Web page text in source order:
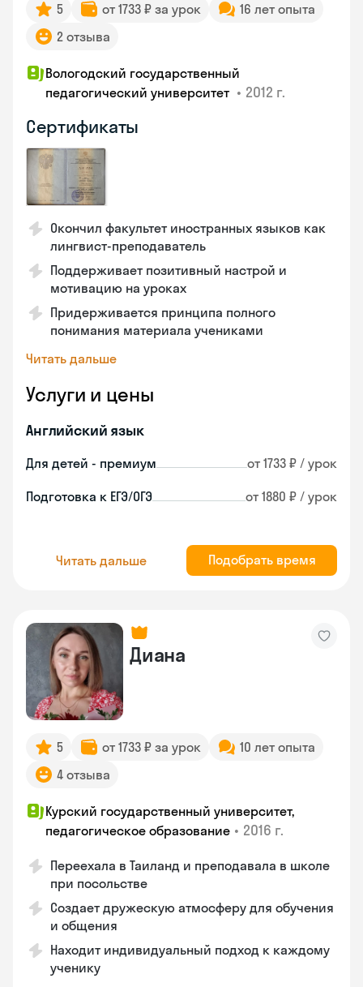
5 от 1733 ₽ за урок
16 лет опыта
2 отзыва
Вологодский государственный
педагогический университет • 2012 г.
Сертификаты
Окончил факультет иностранных языков как
лингвист-преподаватель
Поддерживает позитивный настрой и
мотивацию на уроках
Придерживается принципа полного
понимания материала учениками
Читать дальше
Услуги и цены
Английский язык
Для детей - премиум от 1733 ₽ / урок
Подготовка к ЕГЭ/ОГЭ от 1880 ₽ / урок
Читать дальше Подобрать время
Диана
5 от 1733 ₽ за урок
10 лет опыта
4 отзыва
Курский государственный университет,
педагогическое образование • 2016 г.
Переехала в Таиланд и преподавала в школе
при посольстве
Создает дружескую атмосферу для обучения
и общения
Находит индивидуальный подход к каждому
ученику